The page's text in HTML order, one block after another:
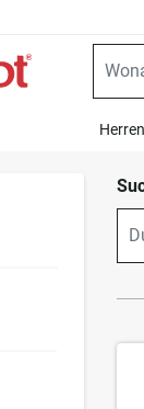
Herren